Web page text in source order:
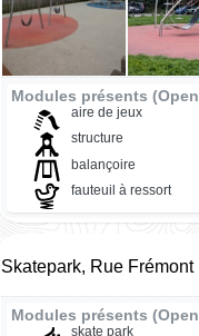
Modules présents
aire de jeux
structure
balançoire
fauteuil à ressort
Skatepark, Rue Frémont
Modules présents
skate park